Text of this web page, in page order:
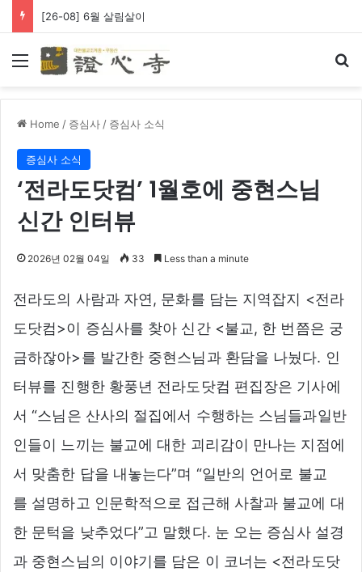
[26-08] 6월 살림살이
Menu
Home / 증심사 / 증심사 소식
증심사 소식
‘전라도닷컴’ 1월호에 중현스님
신간 인터뷰
2026년 02월 04일 33 Less than a minute
전라도의 사람과 자연, 문화를 담는 지역잡지 <전라
도닷컴>이 증심사를 찾아 신간 <불교, 한 번쯤은 궁
금하잖아>를 발간한 중현스님과 환담을 나눴다. 인
터뷰를 진행한 황풍년 전라도닷컴 편집장은 기사에
서 “스님은 산사의 절집에서 수행하는 스님들과일반
인들이 느끼는 불교에 대한 괴리감이 만나는 지점에
서 맞춤한 답을 내놓는다”며 “일반의 언어로 불교
를 설명하고 인문학적으로 접근해 사찰과 불교에 대
한 문턱을 낮추었다”고 말했다. 눈 오는 증심사 설경
과 중현스님의 이야기를 담은 이 코너는 <전라도닷